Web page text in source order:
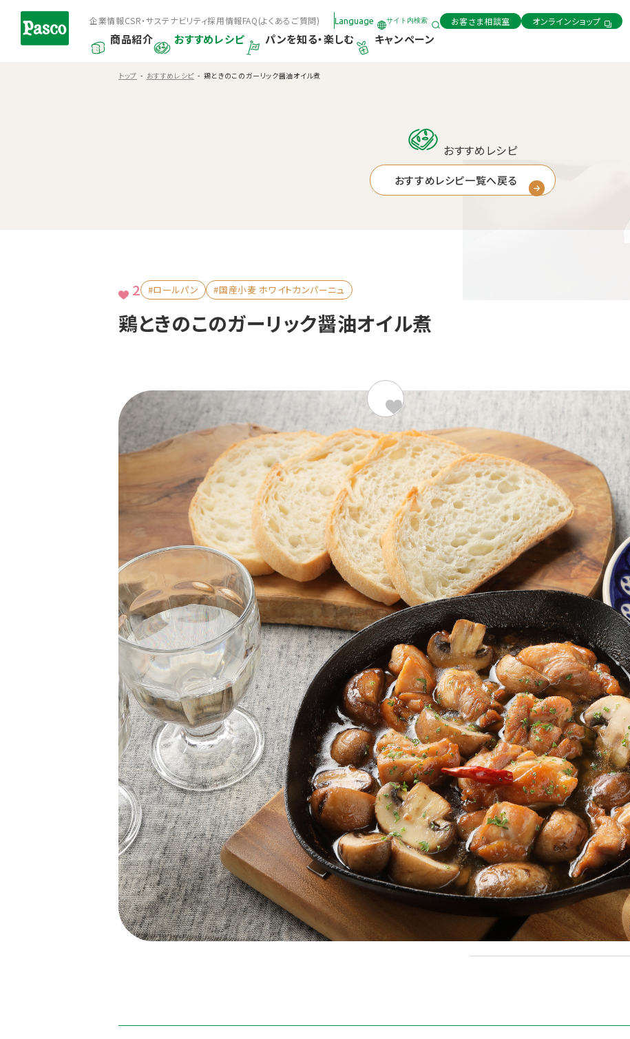
商品紹介 おすすめレシピ パンを知る・楽しむ キャンペーン
サイト内検索
Language
企業情報CSR・サステナビリティ採用情報FAQ(よくあるご質問) お客さま相談室 オンラインショップ
トップ おすすめレシピ 鶏ときのこのガーリック醤油オイル煮
おすすめレシピ
おすすめレシピ一覧へ戻る
鶏ときのこのガーリック醤油オイル煮
2 #ロールパン #国産小麦 ホワイトカンパーニュ
材料（2人分） 767kcal/1人分
国産小麦 ホワイトカンパーニュ
鶏もも肉
マッシュルーム
にんにく
赤唐辛子
オリーブオイル
塩
しょうゆ
パセリ